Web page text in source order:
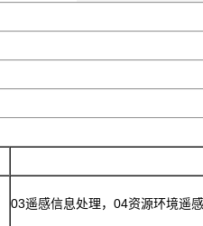
03遥感信息处理，04资源环境遥感